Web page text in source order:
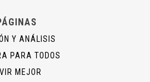
Y ANÁLISIS
PARA TODOS
MEJOR